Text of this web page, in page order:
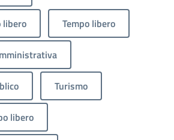
libero Tempo libero
Turismo
libero